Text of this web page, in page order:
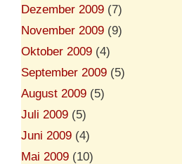
Dezember 2009 (7)
November 2009 (9)
Oktober 2009 (4)
September 2009 (5)
August 2009 (5)
Juli 2009 (5)
Juni 2009 (4)
Mai 2009 (10)